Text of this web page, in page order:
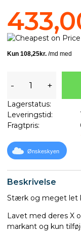
Beskrivelse
Stærk og meget let
Lavet med deres X
markant og kun
- +
Lagerstatus:
Leveringstid:
Fragtpris:
Ønskeskyen